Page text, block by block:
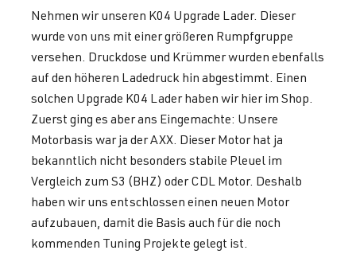
Nehmen wir unseren K04 Upgrade Lader. Dieser
wurde von uns mit einer größeren Rumpfgruppe
versehen. Druckdose und Krümmer wurden ebenfalls
auf den höheren Ladedruck hin abgestimmt. Einen
solchen Upgrade K04 Lader haben wir hier im Shop.
Zuerst ging es aber ans Eingemachte: Unsere
Motorbasis war ja der AXX. Dieser Motor hat ja
bekanntlich nicht besonders stabile Pleuel im
Vergleich zum S3 (BHZ) oder CDL Motor. Deshalb
haben wir uns entschlossen einen neuen Motor
aufzubauen, damit die Basis auch für die noch
kommenden Tuning Projekte gelegt ist.